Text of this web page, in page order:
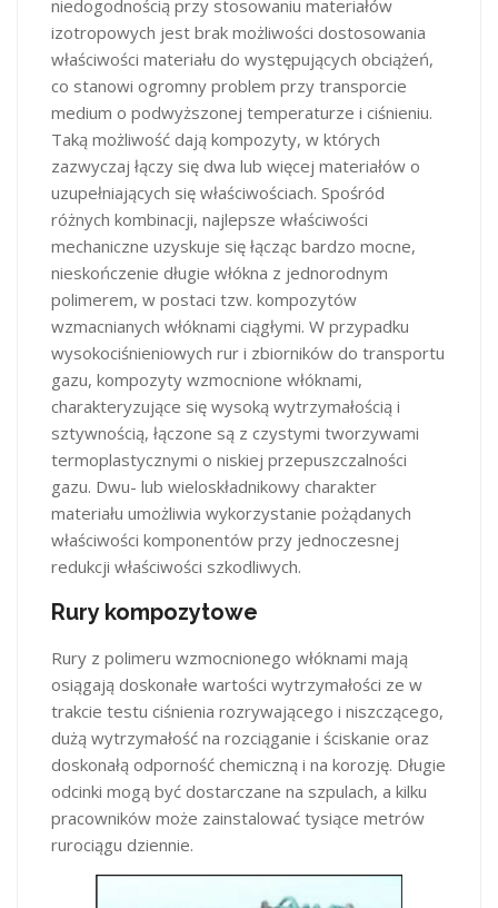
niedogodnością przy stosowaniu materiałów
izotropowych jest brak możliwości dostosowania
właściwości materiału do występujących obciążeń,
co stanowi ogromny problem przy transporcie
medium o podwyższonej temperaturze i ciśnieniu.
Taką możliwość dają kompozyty, w których
zazwyczaj łączy się dwa lub więcej materiałów o
uzupełniających się właściwościach. Spośród
różnych kombinacji, najlepsze właściwości
mechaniczne uzyskuje się łącząc bardzo mocne,
nieskończenie długie włókna z jednorodnym
polimerem, w postaci tzw. kompozytów
wzmacnianych włóknami ciągłymi. W przypadku
wysokociśnieniowych rur i zbiorników do transportu
gazu, kompozyty wzmocnione włóknami,
charakteryzujące się wysoką wytrzymałością i
sztywnością, łączone są z czystymi tworzywami
termoplastycznymi o niskiej przepuszczalności
gazu. Dwu- lub wieloskładnikowy charakter
materiału umożliwia wykorzystanie pożądanych
właściwości komponentów przy jednoczesnej
redukcji właściwości szkodliwych.
Rury kompozytowe
Rury z polimeru wzmocnionego włóknami mają
osiągają doskonałe wartości wytrzymałości ze w
trakcie testu ciśnienia rozrywającego i niszczącego,
dużą wytrzymałość na rozciąganie i ściskanie oraz
doskonałą odporność chemiczną i na korozję. Długie
odcinki mogą być dostarczane na szpulach, a kilku
pracowników może zainstalować tysiące metrów
rurociągu dziennie.